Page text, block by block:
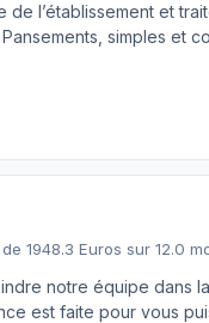
l’établissement et
simples et
1948.3 Euros sur 12.0
notre équipe dans
est faite pour vous